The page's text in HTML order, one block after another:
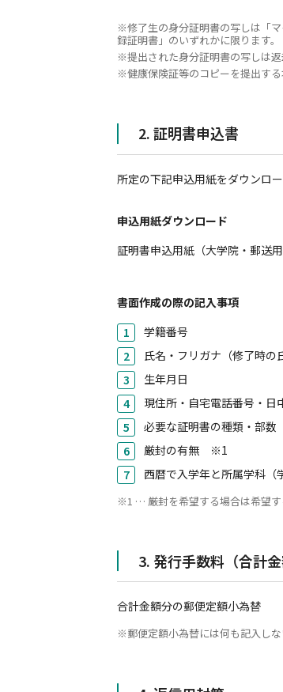
修了生の身分証明書の写しは「
録証明書」のいずれかに限ります。
提出された身分証明書の写しは
健康保険証等のコピーを提出す
2. 証明書申込書
所定の下記申込用紙をダウンロ
申込用紙ダウンロード
証明書申込用紙（大学院・郵送用
書面作成の際の記入事項
学籍番号
氏名・フリガナ（修了時の
生年月日
現住所・自宅電話番号・日
必要な証明書の種類・部数
厳封の有無 ※1
西暦で入学年と所属学科
1 … 厳封を希望する場合は希望
3. 発行手数料（合計
合計金額分の郵便定額小為替
郵便定額小為替には何も記入し